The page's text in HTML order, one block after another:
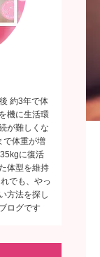
約3年で体
機に生活環
が難しくな
で体重が増
に復活
体型を維持
でも、やっ
方法を探し
ログです